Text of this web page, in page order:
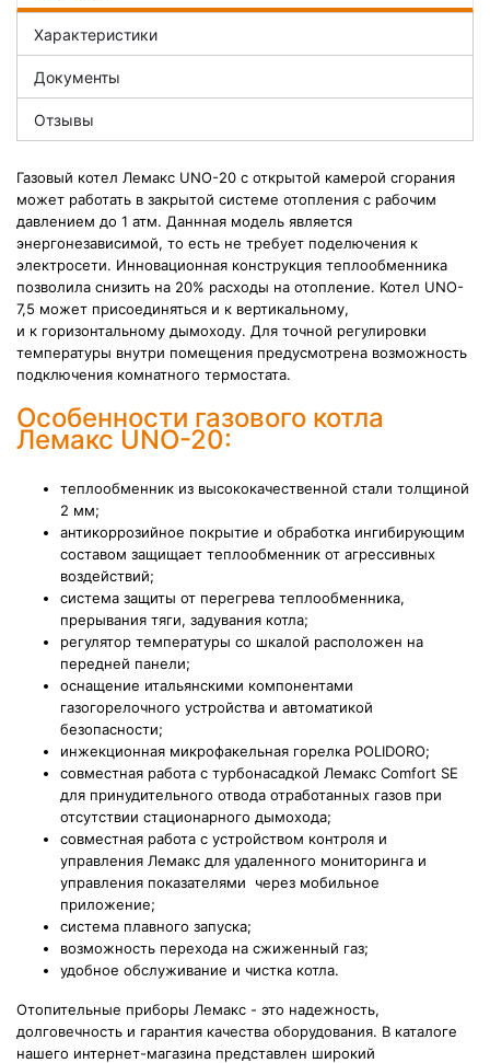
Характеристики
Документы
Отзывы
Газовый котел Лемакс UNO-20 с открытой камерой сгорания
может работать в закрытой системе отопления с рабочим
давлением до 1 атм. Даннная модель является
энергонезависимой, то есть не требует поделючения к
электросети. Инновационная конструкция теплообменника
позволила снизить на 20% расходы на отопление. Котел UNO-
7,5 может присоединяться и к вертикальному,
и к горизонтальному дымоходу. Для точной регулировки
температуры внутри помещения предусмотрена возможность
подключения комнатного термостата.
Особенности газового котла
Лемакс UNO-20:
теплообменник из высококачественной стали толщиной
2 мм;
антикоррозийное покрытие и обработка ингибирующим
составом защищает теплообменник от агрессивных
воздействий;
система защиты от перегрева теплообменника,
прерывания тяги, задувания котла;
регулятор температуры со шкалой расположен на
передней панели;
оснащение итальянскими компонентами
газогорелочного устройства и автоматикой
безопасности;
инжекционная микрофакельная горелка POLIDORO;
совместная работа с турбонасадкой Лемакс Comfort SE
для принудительного отвода отработанных газов при
отсутствии стационарного дымохода;
совместная работа с устройством контроля и
управления Лемакс для удаленного мониторинга и
управления показателями через мобильное
приложение;
система плавного запуска;
возможность перехода на сжиженный газ;
удобное обслуживание и чистка котла.
Отопительные приборы Лемакс - это надежность,
долговечность и гарантия качества оборудования. В каталоге
нашего интернет-магазина представлен широкий